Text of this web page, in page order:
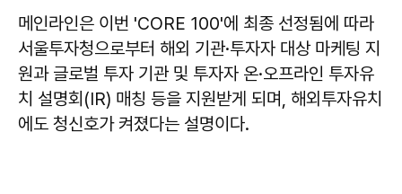
메인라인은 이번 'CORE 100'에 최종 선정됨에 따라
서울투자청으로부터 해외 기관·투자자 대상 마케팅 지
원과 글로벌 투자 기관 및 투자자 온·오프라인 투자유
치 설명회(IR) 매칭 등을 지원받게 되며, 해외투자유치
에도 청신호가 켜졌다는 설명이다.